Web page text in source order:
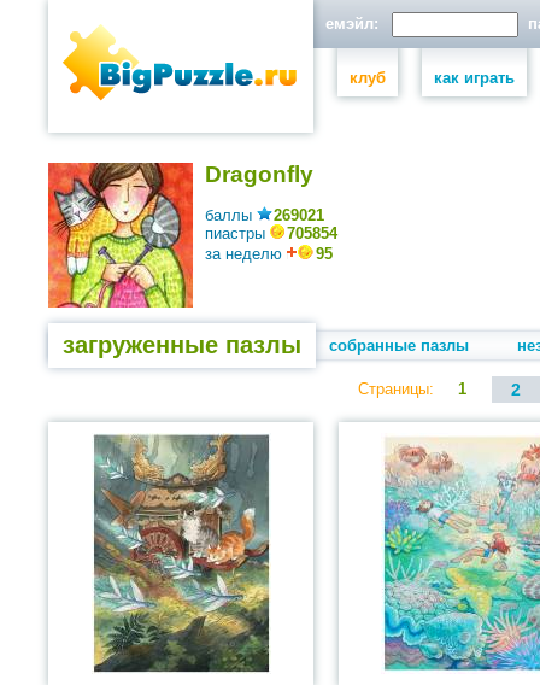
емэйл:
клуб как играть
Dragonfly
баллы
269021
пиастры
705854
за неделю
95
загруженные пазлы собранные пазлы
Страницы: 1 2